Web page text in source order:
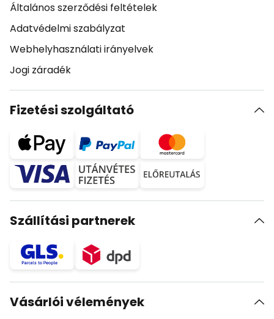
Általános szerződési feltételek
Adatvédelmi szabályzat
Webhelyhasználati irányelvek
Jogi záradék
Fizetési szolgáltató
Szállítási partnerek
Vásárlói vélemények